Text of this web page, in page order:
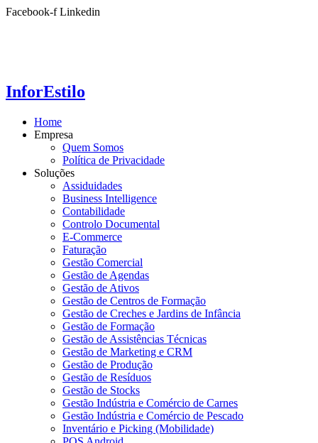
Ir
Facebook-f Linkedin
InforEstilo
Home
Empresa
Quem Somos
Política de Privacidade
Soluções
Assiduidades
Business Intelligence
Contabilidade
Controlo Documental
E-Commerce
Faturação
Gestão Comercial
Gestão de Agendas
Gestão de Ativos
Gestão de Centros de Formação
Gestão de Creches e Jardins de Infância
Gestão de Formação
Gestão de Assistências Técnicas
Gestão de Marketing e CRM
Gestão de Produção
Gestão de Resíduos
Gestão de Stocks
Gestão Indústria e Comércio de Carnes
Gestão Indústria e Comércio de Pescado
Inventário e Picking (Mobilidade)